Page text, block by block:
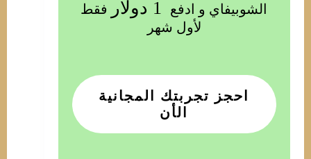
الشوبيفاي و ادفع
فقط
لأول شهر
احجز تجربتك المجانية
الأن